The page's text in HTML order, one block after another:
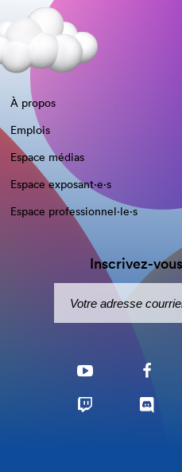
À propos
Emplois
Espace médias
Espace exposant·e⋅s
Espace professionnel·le⋅s
Inscrivez-